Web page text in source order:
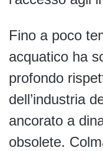
Fino a poco
acquatico ha
profondo
dell’industria
ancorato a
obsolete.